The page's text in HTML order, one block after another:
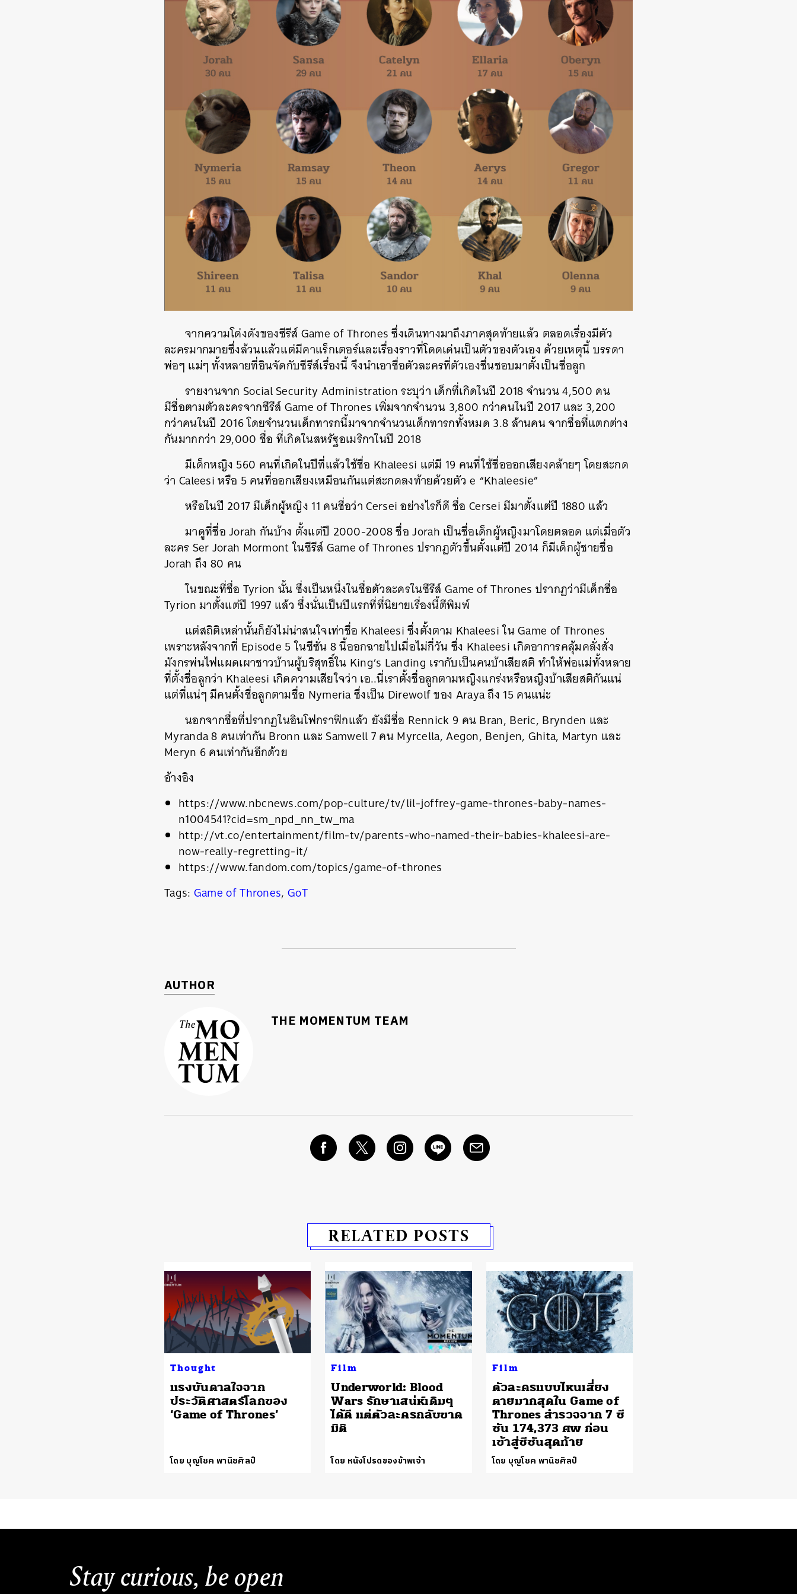
จากความโด่งดังของซีรีส์ Game of Thrones ซึ่งเดินทางมาถึงภาคสุดท้ายแล้ว ตลอดเรื่องมีตัว
ละครมากมายซึ่งล้วนแล้วแต่มีคาแร็กเตอร์และเรื่องราวที่โดดเด่นเป็นตัวของตัวเอง ด้วยเหตุนี้ บรรดา
พ่อๆ แม่ๆ ทั้งหลายที่อินจัดกับซีรีส์เรื่องนี้ จึงนำเอาชื่อตัวละครที่ตัวเองชื่นชอบมาตั้งเป็นชื่อลูก
รายงานจากSocial Security Administration ระบุว่า เด็กที่เกิดในปี 2018 จำนวน4,500 คน
มีชื่อตามตัวละครจากซีรีส์ Game of Thrones เพิ่มจากจำนวน 3,800 กว่าคนในปี 2017 และ 3,200
กว่าคนในปี 2016โดยจำนวนเด็กทารกนี้มาจากจำนวนเด็กทารกทั้งหมด 3.8 ล้านคน จากชื่อที่แตกต่าง
กันมากกว่า 29,000 ชื่อ ที่เกิดในสหรัฐอเมริกาในปี 2018
มีเด็กหญิง 560 คนที่เกิดในปีที่แล้วใช้ชื่อ Khaleesi แต่มี 19 คนที่ใช้ชื่อออกเสียงคล้ายๆ โดยสะกด
ว่า Caleesi หรือ 5 คนที่ออกเสียงเหมือนกันแต่สะกดลงท้ายด้วยตัว e “Khaleesie”
หรือในปี 2017 มีเด็กผู้หญิง 11 คนชื่อว่าCersei อย่างไรก็ดี ชื่อ Cersei มีมาตั้งแต่ปี 1880 แล้ว
มาดูที่ชื่อ Jorah กันบ้าง ตั้งแต่ปี 2000-2008 ชื่อ Jorah เป็นชื่อเด็กผู้หญิงมาโดยตลอด แต่เมื่อตัว
ละคร Ser Jorah Mormont ในซีรีส์Game of Thrones ปรากฏตัวขึ้นตั้งแต่ปี 2014 ก็มีเด็กผู้ชายชื่อ
Jorah ถึง 80 คน
ในขณะที่ชื่อ Tyrion นั้น ซึ่งเป็นหนึ่งในชื่อตัวละครในซีรีส์Game of Thrones ปรากฏว่ามีเด็กชื่อ
Tyrion มาตั้งแต่ปี 1997 แล้ว ซึ่งนั่นเป็นปีแรกที่ที่นิยายเรื่องนี้ตีพิมพ์
แต่สถิติเหล่านั้นก็ยังไม่น่าสนใจเท่าชื่อ Khaleesi ซึ่งตั้งตาม Khaleesi ใน Game of Thrones
เพราะหลังจากที่ Episode 5 ในซีซั่น 8 นี้ออกฉายไปเมื่อไม่กี่วัน ซึ่ง Khaleesi เกิดอาการคลุ้มคลั่งสั่ง
มังกรพ่นไฟแผดเผาชาวบ้านผู้บริสุทธิ์ใน King’s Landing เรากับเป็นคนบ้าเสียสติ ทำให้พ่อแม่ทั้งหลาย
ที่ตั้งชื่อลูกว่า Khaleesi เกิดความเสียใจว่า เอ..นี่เราตั้งชื่อลูกตามหญิงแกร่งหรือหญิงบ้าเสียสติกันแน่
แต่ที่แน่ๆ มีคนตั้งชื่อลูกตามชื่อ Nymeria ซึ่งเป็น Direwolf ของ Araya ถึง 15 คนแน่ะ
นอกจากชื่อที่ปรากฏในอินโฟกราฟิกแล้ว ยังมีชื่อ Rennick 9 คน Bran, Beric, Brynden และ
Myranda 8 คนเท่ากัน Bronn และ Samwell 7 คน Myrcella, Aegon, Benjen, Ghita, Martyn และ
Meryn 6 คนเท่ากันอีกด้วย
อ้างอิง
https://www.nbcnews.com/pop-culture/tv/lil-joffrey-game-thrones-baby-names-
n1004541?cid=sm_npd_nn_tw_ma
http://vt.co/entertainment/film-tv/parents-who-named-their-babies-khaleesi-are-
now-really-regretting-it/
https://www.fandom.com/topics/game-of-thrones
Tags: Game of Thrones, GoT
AUTHOR
THE MOMENTUM TEAM
RELATED POSTS
Thought
แรงบันดาลใจจาก
ประวัติศาสตร์โลกของ
‘Game of Thrones’
โดย บุญโชค พานิชศิลป์
Film
Underworld: Blood
Wars รักษาเสน่ห์เดิมๆ
ได้ดี แต่ตัวละครกลับขาด
มิติ
โดย หนังโปรดของข้าพเจ้า
Film
ตัวละครแบบไหนเสี่ยง
ตายมากสุดใน Game of
Thrones สำรวจจาก 7 ซี
ซัน 174,373 ศพ ก่อน
เข้าสู่ซีซันสุดท้าย
โดย บุญโชค พานิชศิลป์
Stay curious, be open
SHARE TWEET LINE EMAIL